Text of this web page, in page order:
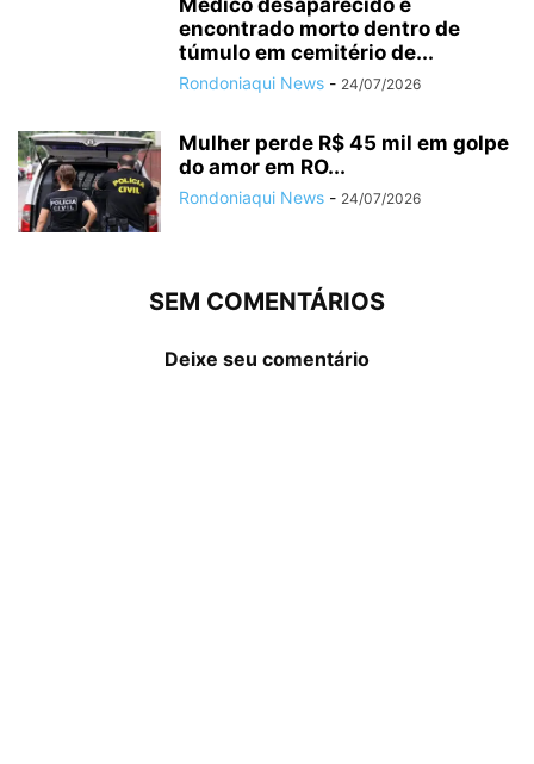
Médico desaparecido é
encontrado morto dentro de
túmulo em cemitério de...
Rondoniaqui News - 24/07/2026
Mulher perde R$ 45 mil em golpe
do amor em RO...
Rondoniaqui News - 24/07/2026
SEM COMENTÁRIOS
Deixe seu comentário